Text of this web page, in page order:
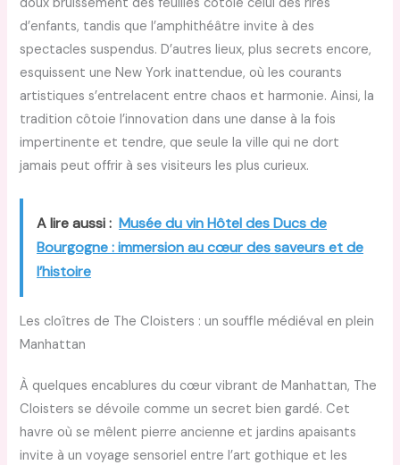
d’enfants, tandis que l’amphithéâtre invite à des
spectacles suspendus. D’autres lieux, plus secrets encore,
esquissent une New York inattendue, où les courants
artistiques s’entrelacent entre chaos et harmonie. Ainsi, la
tradition côtoie l’innovation dans une danse à la fois
impertinente et tendre, que seule la ville qui ne dort
jamais peut offrir à ses visiteurs les plus curieux.
A lire aussi : Musée du vin Hôtel des Ducs de
Bourgogne : immersion au cœur des saveurs et de
l’histoire
Les cloîtres de The Cloisters : un souffle médiéval en plein
Manhattan
À quelques encablures du cœur vibrant de Manhattan, The
Cloisters se dévoile comme un secret bien gardé. Cet
havre où se mêlent pierre ancienne et jardins apaisants
invite à un voyage sensoriel entre l’art gothique et les